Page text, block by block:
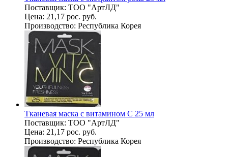
Поставщик: ТОО "АртЛД"
Цена: 21,17 рос. руб.
Производство: Республика Корея
Тканевая маска с витамином С 25 мл
Поставщик: ТОО "АртЛД"
Цена: 21,17 рос. руб.
Производство: Республика Корея